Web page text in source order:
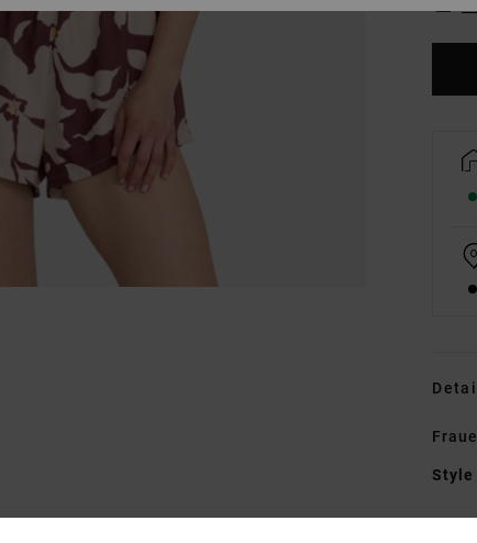
Style